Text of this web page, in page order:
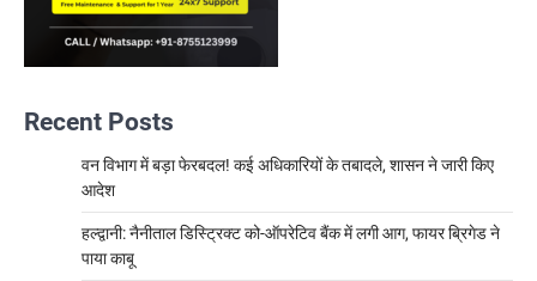
Recent Posts
वन विभाग में बड़ा फेरबदल! कई अधिकारियों के तबादले, शासन ने जारी किए
आदेश
हल्द्वानी: नैनीताल डिस्ट्रिक्ट को-ऑपरेटिव बैंक में लगी आग, फायर ब्रिगेड ने
पाया काबू